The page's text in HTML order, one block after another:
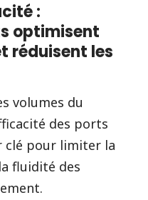
:
optimisent
réduisent les
volumes du
des ports
clé pour limiter la
fluidité des